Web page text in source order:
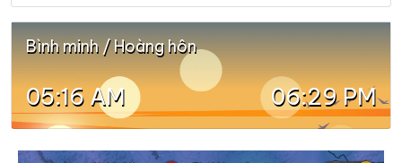
Bình minh / Hoàng hôn
05:16 AM 06:29 PM